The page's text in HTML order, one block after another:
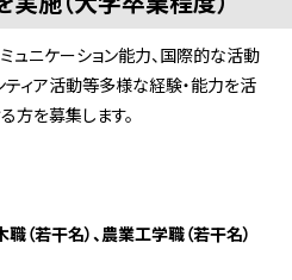
ュニケーション能力、国際的な活動
ティア活動等多様な経験・能力を活
方を募集します。
（若干名）、農業工学職（若干名）